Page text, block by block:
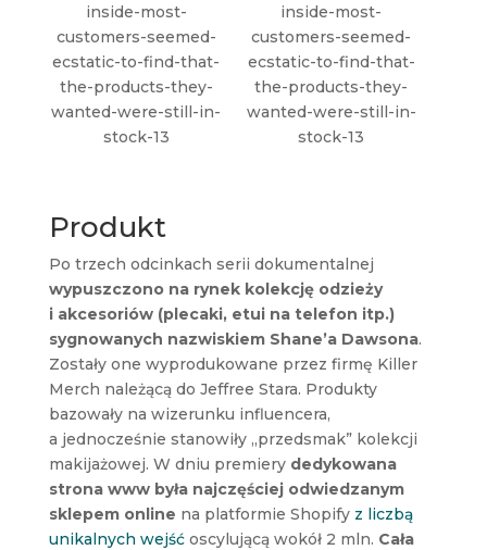
inside-most-
customers-seemed-
ecstatic-to-find-that-
the-products-they-
wanted-were-still-in-
stock-13
inside-most-
customers-seemed-
ecstatic-to-find-that-
the-products-they-
wanted-were-still-in-
stock-13
Produkt
Po trzech odcinkach serii dokumentalnej
wypuszczono na rynek kolekcję odzieży
i akcesoriów (plecaki, etui na telefon itp.)
sygnowanych nazwiskiem Shane’a Dawsona.
Zostały one wyprodukowane przez firmę Killer
Merch należącą do Jeffree Stara. Produkty
bazowały na wizerunku influencera,
a jednocześnie stanowiły „przedsmak” kolekcji
makijażowej. W dniu premiery dedykowana
strona www była najczęściej odwiedzanym
sklepem online na platformie Shopify z liczbą
unikalnych wejśćoscylującą wokół 2 mln. Cała